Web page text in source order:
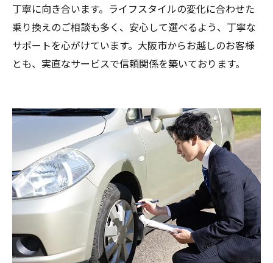
丁寧に向き合います。ライフスタイルの変化に合わせた
乗り換えのご相談も多く、安心して選べるよう、丁寧な
サポートを心がけています。大阪市からお越しのお客様
とも、実直なサービスで信頼関係を築いております。